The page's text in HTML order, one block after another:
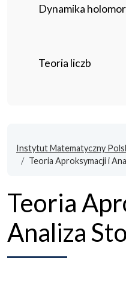
Dynamika
Teoria liczb
Instytut Matematyczny
Teoria Aproksymacji i
Teoria
Analiza